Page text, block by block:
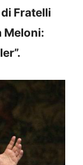
Fratelli
Meloni: